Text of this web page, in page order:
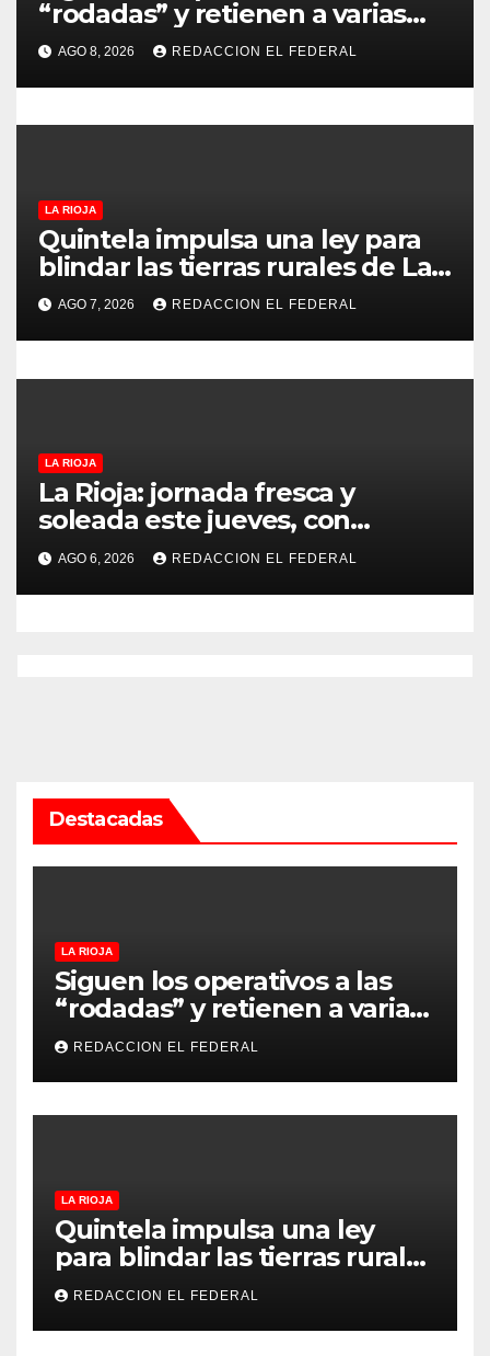
t
r
a
s
“rodadas” y retienen a varias
motocicletas
AGO 8, 2026 REDACCION EL FEDERAL
LA RIOJA
Quintela impulsa una ley para
blindar las tierras rurales de La
Rioja: cuáles son los principales
puntos
AGO 7, 2026 REDACCION EL FEDERAL
LA RIOJA
La Rioja: jornada fresca y
soleada este jueves, con
temperaturas estables para el
viernes
AGO 6, 2026 REDACCION EL FEDERAL
Destacadas
LA RIOJA
Siguen los operativos a las
“rodadas” y retienen a varias
motocicletas
REDACCION EL FEDERAL
LA RIOJA
Quintela impulsa una ley
para blindar las tierras rurales
de La Rioja: cuáles son los
principales puntos
REDACCION EL FEDERAL